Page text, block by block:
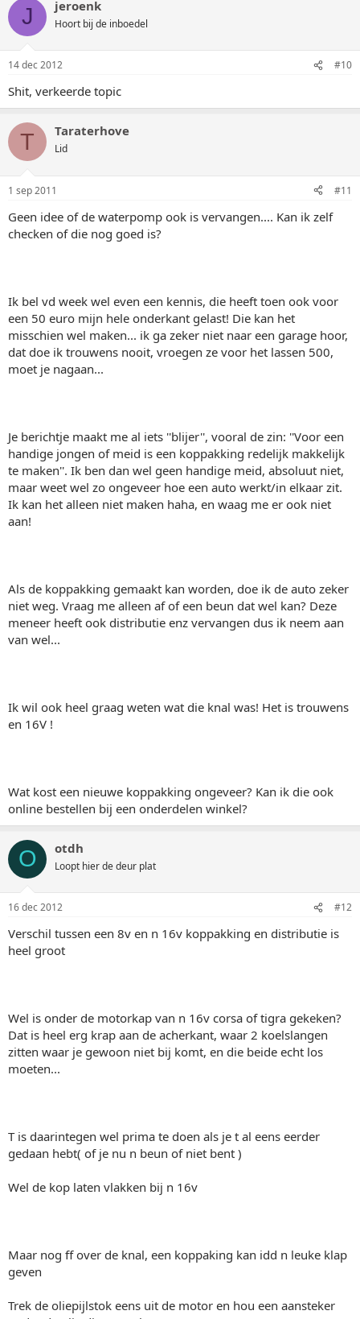
J jeroenk
Hoort bij de inboedel
14 dec 2012 #10
Shit, verkeerde topic
T Taraterhove
Lid
1 sep 2011 #11
Geen idee of de waterpomp ook is vervangen.... Kan ik zelf
checken of die nog goed is?
Ik bel vd week wel even een kennis, die heeft toen ook voor
een 50 euro mijn hele onderkant gelast! Die kan het
misschien wel maken... ik ga zeker niet naar een garage hoor,
dat doe ik trouwens nooit, vroegen ze voor het lassen 500,
moet je nagaan...
Je berichtje maakt me al iets ''blijer'', vooral de zin: ''Voor een
handige jongen of meid is een koppakking redelijk makkelijk
te maken''. Ik ben dan wel geen handige meid, absoluut niet,
maar weet wel zo ongeveer hoe een auto werkt/in elkaar zit.
Ik kan het alleen niet maken haha, en waag me er ook niet
aan!
Als de koppakking gemaakt kan worden, doe ik de auto zeker
niet weg. Vraag me alleen af of een beun dat wel kan? Deze
meneer heeft ook distributie enz vervangen dus ik neem aan
van wel...
Ik wil ook heel graag weten wat die knal was! Het is trouwens
en 16V !
Wat kost een nieuwe koppakking ongeveer? Kan ik die ook
online bestellen bij een onderdelen winkel?
O otdh
Loopt hier de deur plat
16 dec 2012 #12
Verschil tussen een 8v en n 16v koppakking en distributie is
heel groot
Wel is onder de motorkap van n 16v corsa of tigra gekeken?
Dat is heel erg krap aan de acherkant, waar 2 koelslangen
zitten waar je gewoon niet bij komt, en die beide echt los
moeten...
T is daarintegen wel prima te doen als je t al eens eerder
gedaan hebt( of je nu n beun of niet bent )
Wel de kop laten vlakken bij n 16v
Maar nog ff over de knal, een koppaking kan idd n leuke klap
geven
Trek de oliepijlstok eens uit de motor en hou een aansteker